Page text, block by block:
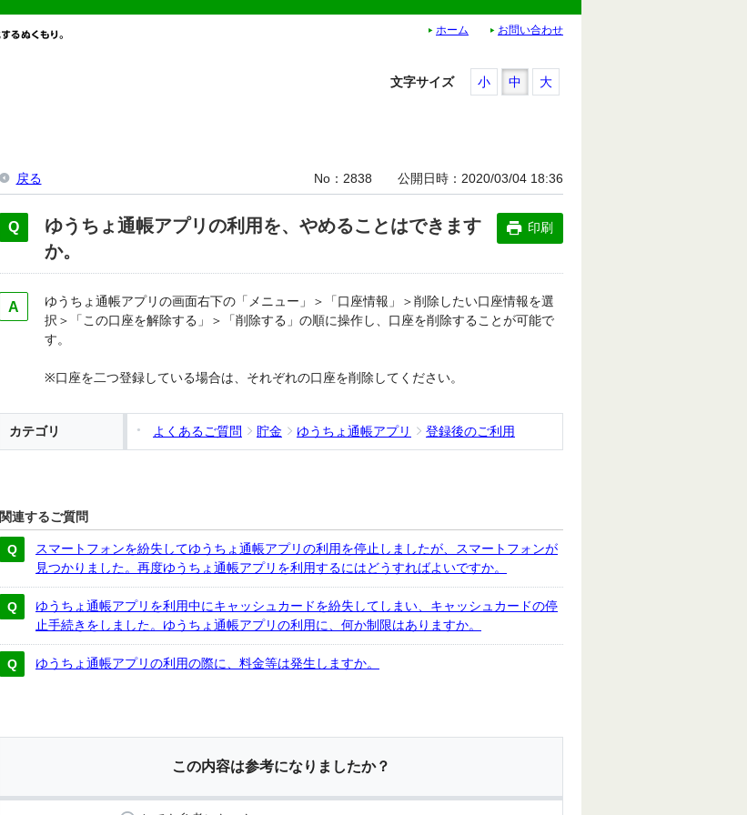
ホーム お問い合わせ
文字サイズ 小 中 大
戻る No 2838 公開日時 2020/03/04 18:36
ゆうちょ通帳アプリの利用を、やめることはできます
か。
印刷
ゆうちょ通帳アプリの画面右下の「メニュー」＞「口座情報」＞削除したい口座情報を選
択＞「この口座を解除する」＞「削除する」の順に操作し、口座を削除することが可能で
す。
※口座を二つ登録している場合は、それぞれの口座を削除してください。
カテゴリ よくあるご質問 貯金 ゆうちょ通帳アプリ 登録後のご利用
関連するご質問
スマートフォンを紛失してゆうちょ通帳アプリの利用を停止しましたが、スマートフォンが
見つかりました。再度ゆうちょ通帳アプリを利用するにはどうすればよいですか。
ゆうちょ通帳アプリを利用中にキャッシュカードを紛失してしまい、キャッシュカードの停
止手続きをしました。ゆうちょ通帳アプリの利用に、何か制限はありますか。
ゆうちょ通帳アプリの利用の際に、料金等は発生しますか。
この内容は参考になりましたか？